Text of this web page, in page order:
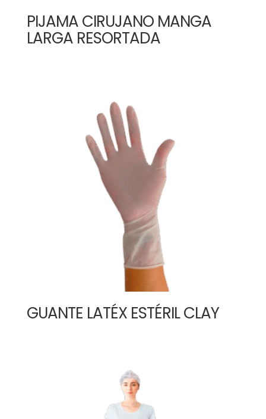
PIJAMA CIRUJANO MANGA
LARGA RESORTADA
GUANTE LATÉX ESTÉRIL CLAY